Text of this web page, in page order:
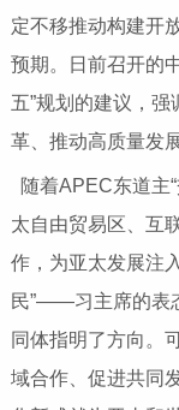
定不移推动构建开
预期。日前召开的
五”规划的建议，
革、推动高质量发
随着APEC东道主
太自由贸易区、互
作，为亚太发展注
民”——习主席的表
同体指明了方向。
域合作、促进共同